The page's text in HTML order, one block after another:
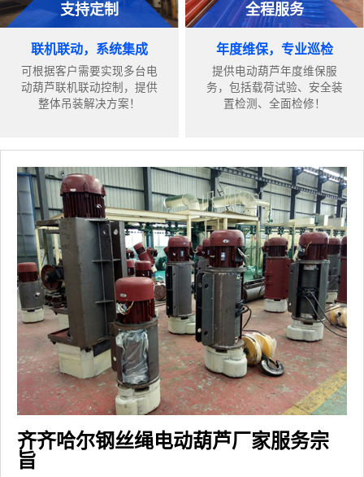
支持定制
联机联动，系统集成
可根据客户需要实现多台电
动葫芦联机联动控制，提供
整体吊装解决方案！
全程服务
年度维保，专业巡检
提供电动葫芦年度维保服
务，包括载荷试验、安全装
置检测、全面检修！
齐齐哈尔钢丝绳电动葫芦厂家服务宗
旨